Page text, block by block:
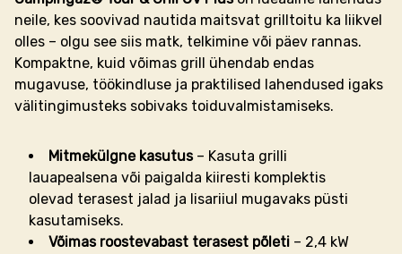
neile, kes soovivad nautida maitsvat grilltoitu ka liikvel
olles – olgu see siis matk, telkimine või päev rannas.
Kompaktne, kuid võimas grill ühendab endas
mugavuse, töökindluse ja praktilised lahendused igaks
välitingimusteks sobivaks toiduvalmistamiseks.
Mitmekülgne kasutus– Kasuta grilli
lauapealsena või paigalda kiiresti komplektis
olevad terasest jalad ja lisariiul mugavaks püsti
kasutamiseks.
Võimas roostevabast terasest põleti – 2,4 kW